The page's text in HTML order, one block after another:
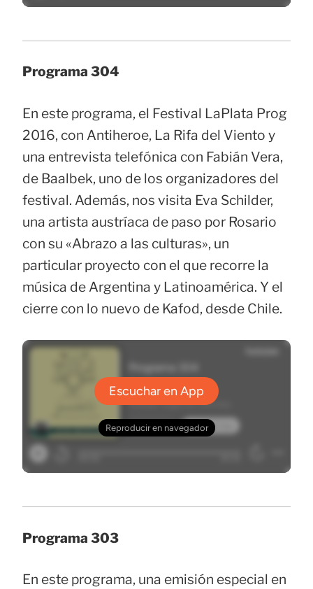
Programa 304
En este programa, el Festival LaPlata Prog
2016, con Antiheroe, La Rifa del Viento y
una entrevista telefónica con Fabián Vera,
de Baalbek, uno de los organizadores del
festival. Además, nos visita Eva Schilder,
una artista austríaca de paso por Rosario
con su «Abrazo a las culturas», un
particular proyecto con el que recorre la
música de Argentina y Latinoamérica. Y el
cierre con lo nuevo de Kafod, desde Chile.
Programa 303
En este programa, una emisión especial en